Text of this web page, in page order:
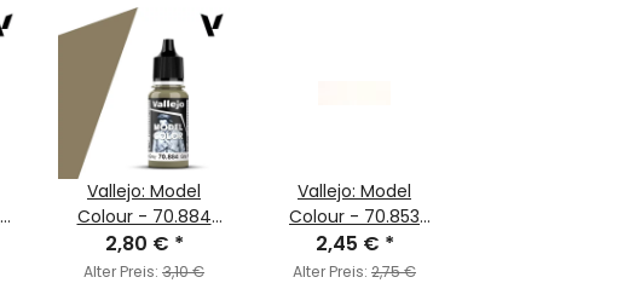
Vallejo: Model
Colour - 70.884
Stone Grey (MC104)
2,80 € *
Alter Preis: 3,10 €
Vallejo: Model
Colour - 70.853
White Glaze
(MC201)
2,45 € *
Alter Preis: 2,75 €